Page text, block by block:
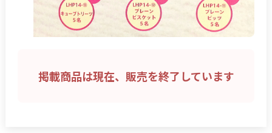
掲載商品は現在、販売を終了しています